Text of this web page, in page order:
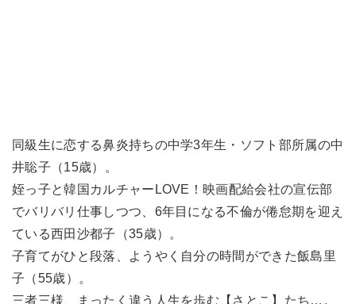
同級生に恋する鼻炎持ちの中学3年生・ソフト部所属の中
井聡子（15歳）。
姪っ子と韓国カルチャーLOVE！映画配給会社の宣伝部
でバリバリ仕事しつつ、6年目になる不倫が倦怠期を迎え
ている西田沙都子（35歳）。
子育てがひと段落、ようやく自分の時間ができた飯島里
子（55歳）。
三者三様、まったく違う人生を歩む【さとこ】たち…。